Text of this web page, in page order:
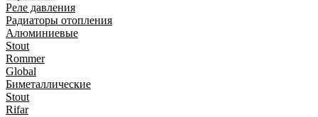
Реле давления
Радиаторы отопления
Алюминиевые
Stout
Rommer
Global
Биметаллические
Stout
Rifar